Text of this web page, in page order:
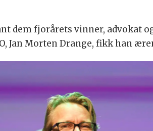
dem fjorårets vinner, advokat
Jan Morten Drange, fikk han